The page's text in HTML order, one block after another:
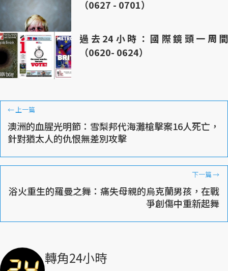
（0627 - 0701）
過去24小時：國際鏡頭一周間
（0620- 0624）
←上一篇
澳洲的血腥光明節：雪梨邦代海灘槍擊案16人死亡，
針對猶太人的仇恨無差別攻擊
下一篇→
浴火重生的羅曼之舞：痛失母親的烏克蘭男孩，在戰
爭創傷中重新起舞
轉角24小時